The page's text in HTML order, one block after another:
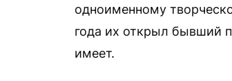
одноименному
года их открыл бывший
имеет.